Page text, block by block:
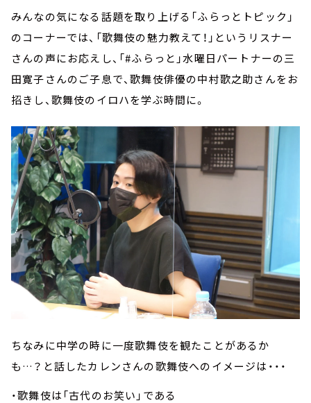
みんなの気になる話題を取り上げる「ふらっとトピック」
のコーナーでは、「歌舞伎の魅力教えて！」というリスナー
さんの声にお応えし、「#ふらっと」水曜日パートナーの三
田寛子さんのご子息で、歌舞伎俳優の中村歌之助さんをお
招きし、歌舞伎のイロハを学ぶ時間に。
ちなみに中学の時に一度歌舞伎を観たことがあるか
も…？と話したカレンさんの歌舞伎へのイメージは・・・
・歌舞伎は「古代のお笑い」である